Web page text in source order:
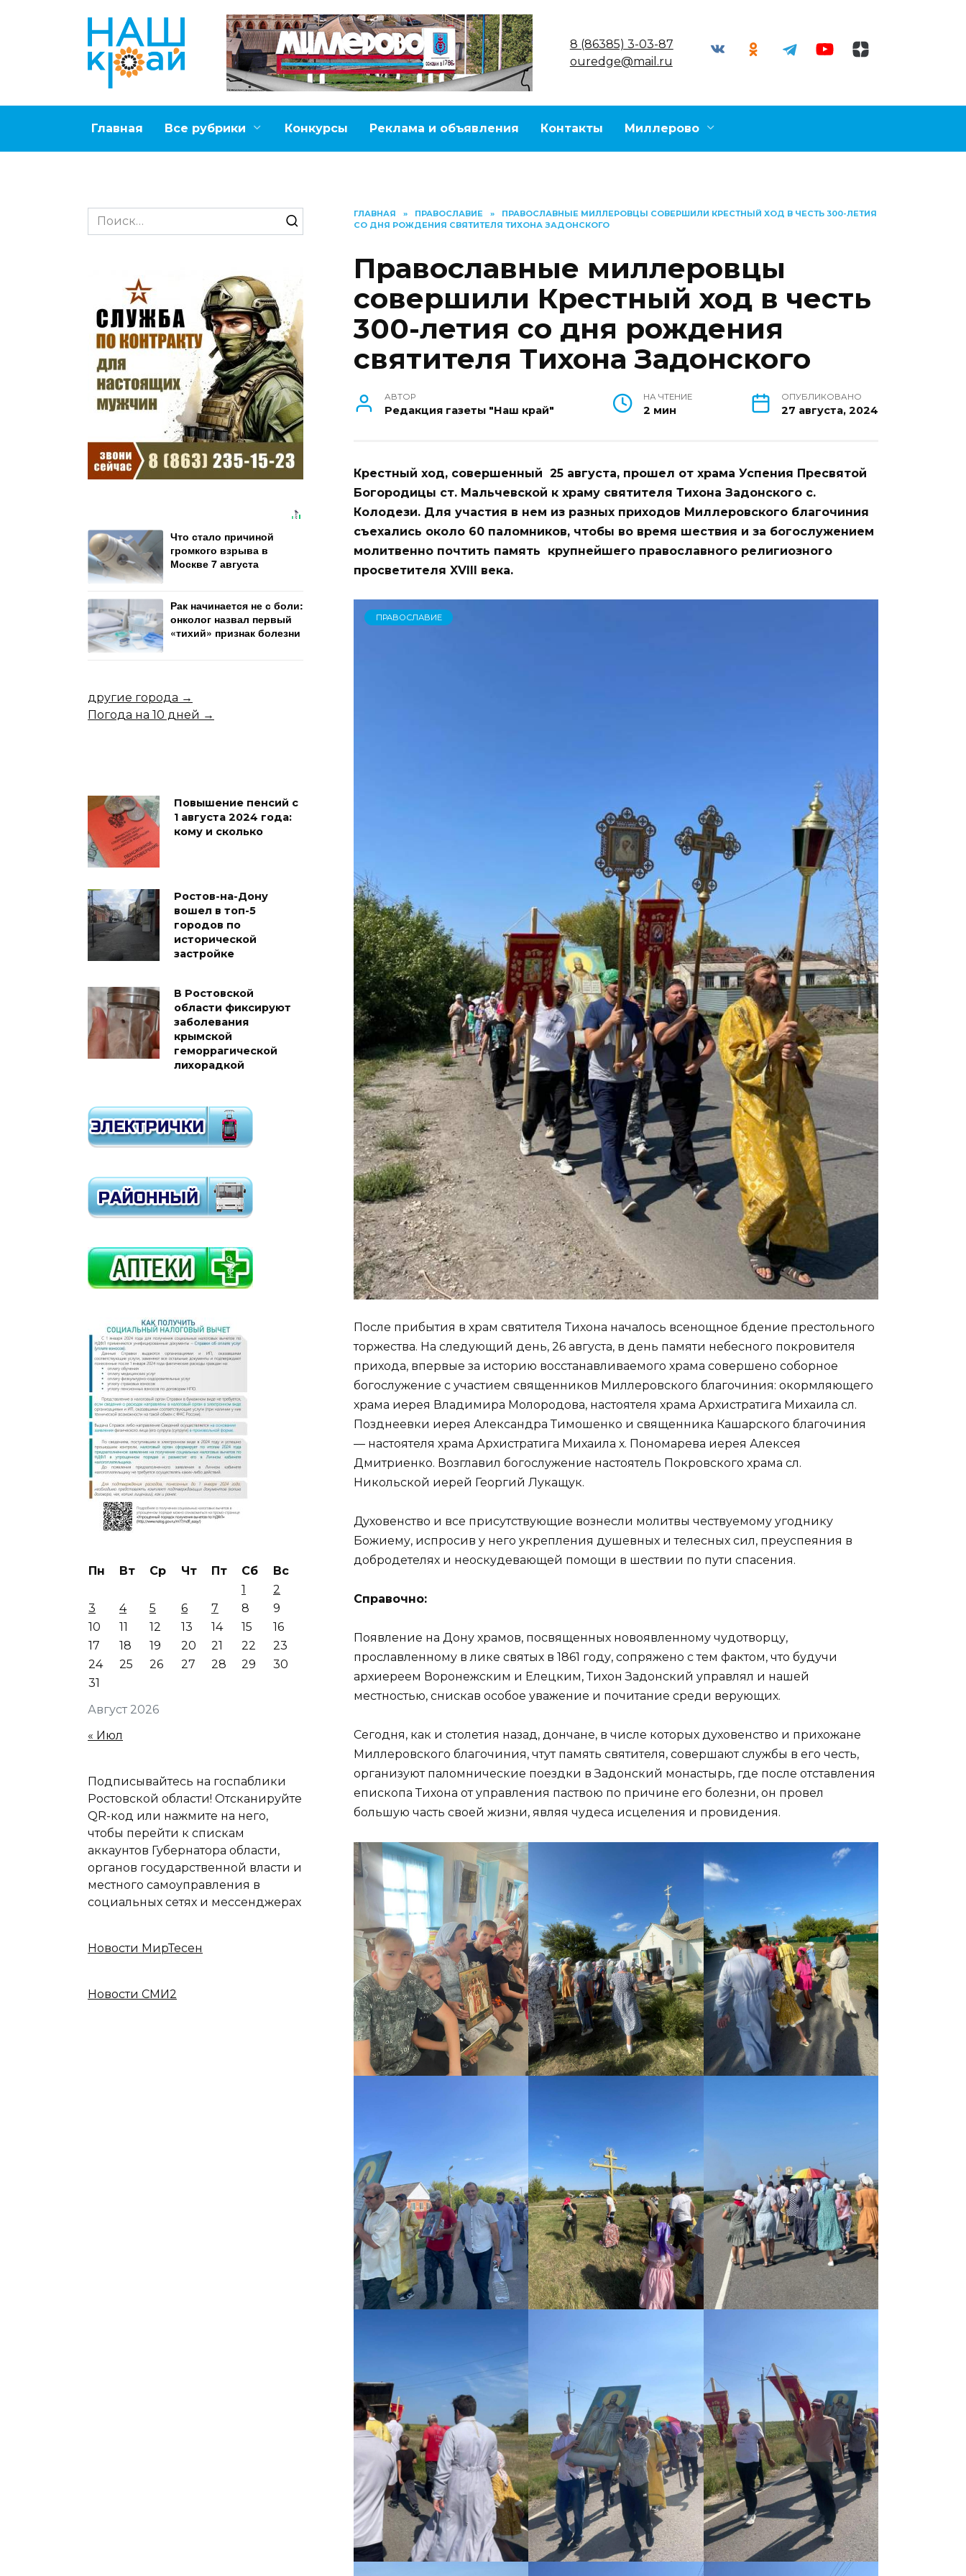
8 (86385) 3-03-87
ouredge@mail.ru
Главная Все рубрики Конкурсы Реклама и объявления Контакты Миллерово
ГЛАВНАЯ » ПРАВОСЛАВИЕ »
ПРАВОСЛАВНЫЕ МИЛЛЕРОВЦЫ СОВЕРШИЛИ КРЕСТНЫЙ ХОД В ЧЕСТЬ 300-ЛЕТИЯ
СО ДНЯ РОЖДЕНИЯ СВЯТИТЕЛЯ ТИХОНА ЗАДОНСКОГО
Православные миллеровцы
совершили Крестный ход в честь
300-летия со дня рождения
святителя Тихона Задонского
АВТОР
Редакция газеты "Наш край"
НА ЧТЕНИЕ
2 мин
ОПУБЛИКОВАНО
27 августа, 2024
Крестный ход, совершенный 25 августа, прошел от храма Успения Пресвятой
Богородицы ст. Мальчевской к храму святителя Тихона Задонского с.
Колодези. Для участия в нем из разных приходов Миллеровского благочиния
съехались около 60 паломников, чтобы во время шествия и за богослужением
молитвенно почтить память крупнейшего православного религиозного
просветителя XVIII века.
ПРАВОСЛАВИЕ
После прибытия в храм святителя Тихона началось всенощное бдение престольного
торжества. На следующий день, 26 августа, в день памяти небесного покровителя
прихода, впервые за историю восстанавливаемого храма совершено соборное
богослужение с участием священников Миллеровского благочиния: окормляющего
храма иерея Владимира Молородова, настоятеля храма Архистратига Михаила сл.
Позднеевки иерея Александра Тимошенко и священника Кашарского благочиния
— настоятеля храма Архистратига Михаила х. Пономарева иерея Алексея
Дмитриенко. Возглавил богослужение настоятель Покровского храма сл.
Никольской иерей Георгий Лукащук.
Духовенство и все присутствующие вознесли молитвы чествуемому угоднику
Божиему, испросив у него укрепления душевных и телесных сил, преуспеяния в
добродетелях и неоскудевающей помощи в шествии по пути спасения.
Справочно:
Появление на Дону храмов, посвященных новоявленному чудотворцу,
прославленному в лике святых в 1861 году, сопряжено с тем фактом, что будучи
архиереем Воронежским и Елецким, Тихон Задонский управлял и нашей
местностью, снискав особое уважение и почитание среди верующих.
Сегодня, как и столетия назад, дончане, в числе которых духовенство и прихожане
Миллеровского благочиния, чтут память святителя, совершают службы в его честь,
организуют паломнические поездки в Задонский монастырь, где после отставления
епископа Тихона от управления паствою по причине его болезни, он провел
большую часть своей жизни, являя чудеса исцеления и провидения.
Search
for:
Что стало причиной
громкого взрыва в
Москве 7 августа
Рак начинается не с боли:
онколог назвал первый
«тихий» признак болезни
другие города →
Погода на 10 дней →
Повышение пенсий с
1 августа 2024 года:
кому и сколько
Ростов-на-Дону
вошел в топ-5
городов по
исторической
застройке
В Ростовской
области фиксируют
заболевания
крымской
геморрагической
лихорадкой
Август 2026
Пн Вт Ср Чт Пт Сб
Вс
1
2
3
4 5 6 7 8
9
10
11 12 13 14 15
16
17
18 19 20 21 22
23
24
25 26 27 28 29
30
31
« Июл
Подписывайтесь на госпаблики
Ростовской области! Отсканируйте
QR-код или нажмите на него,
чтобы перейти к спискам
аккаунтов Губернатора области,
органов государственной власти и
местного самоуправления в
социальных сетях и мессенджерах
Новости МирТесен
Новости СМИ2